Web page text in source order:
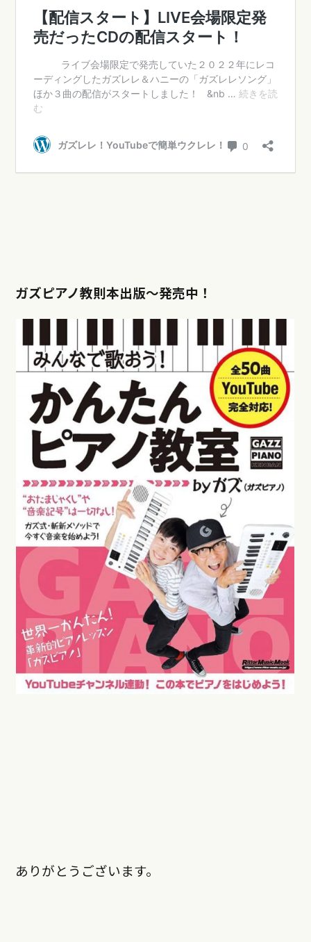
ガズピアノ教則本出版〜発売中！
ありがとうございます。